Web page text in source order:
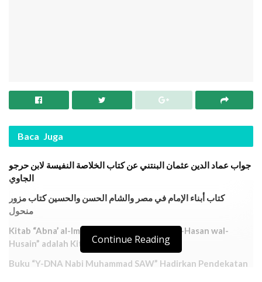
Baca Juga
جواب عماد الدين عثمان البنتني عن كتاب الخلاصة النفيسة لابن حرجو
الجاوي
كتاب أبناء الإمام في مصر والشام الحسن والحسين كتاب مزور
منحول
Kitab “Abna’ al-Imam fi Misr wa asy-Syam al-Hasan wal-
Husain” adalah Kitab Palsu dan Manhul
Buku “Y-DNA Nabi Muhammad SAW” Hadirkan Pendekatan
Continue Reading